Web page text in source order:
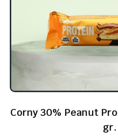
Corny 30% Peanut
gr.